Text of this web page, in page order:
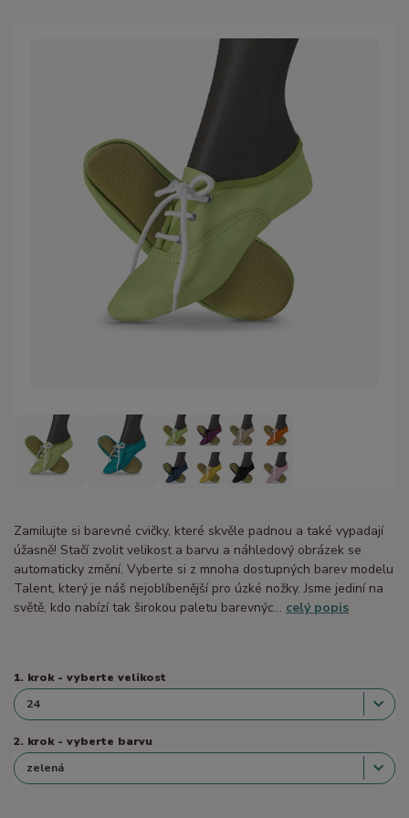
Zamilujte si barevné cvičky, které skvěle padnou a také vypadají
úžasně! Stačí zvolit velikost a barvu a náhledový obrázek se
automaticky změní. Vyberte si z mnoha dostupných barev modelu
Talent, který je náš nejoblíbenější pro úzké nožky. Jsme jediní na
světě, kdo nabízí tak širokou paletu barevnýc... celý popis
1. krok - vyberte velikost
2. krok - vyberte barvu